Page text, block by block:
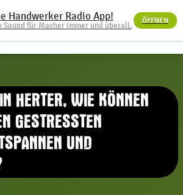
menu
HERTER, WIE KÖNNEN
GESTRESSTEN
UND
Handwerker Radio App!
Sound für Macher immer und überall.
ÖFFNEN